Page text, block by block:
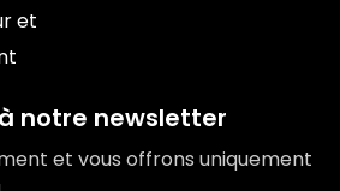
et
notre newsletter
et vous offrons uniquement